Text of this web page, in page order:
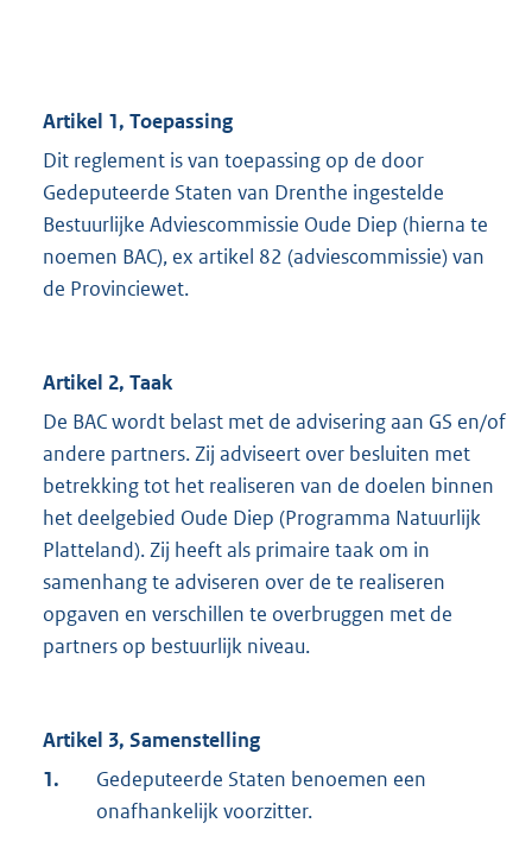
Artikel 1, Toepassing
Dit reglement is van toepassing op de door
Gedeputeerde Staten van Drenthe ingestelde
Bestuurlijke Adviescommissie Oude Diep (hierna te
noemen BAC), ex artikel 82 (adviescommissie) van
de Provinciewet.
Artikel 2, Taak
De BAC wordt belast met de advisering aan GS en/of
andere partners. Zij adviseert over besluiten met
betrekking tot het realiseren van de doelen binnen
het deelgebied Oude Diep (Programma Natuurlijk
Platteland). Zij heeft als primaire taak om in
samenhang te adviseren over de te realiseren
opgaven en verschillen te overbruggen met de
partners op bestuurlijk niveau.
Artikel 3, Samenstelling
1.
Gedeputeerde Staten benoemen een
onafhankelijk voorzitter.